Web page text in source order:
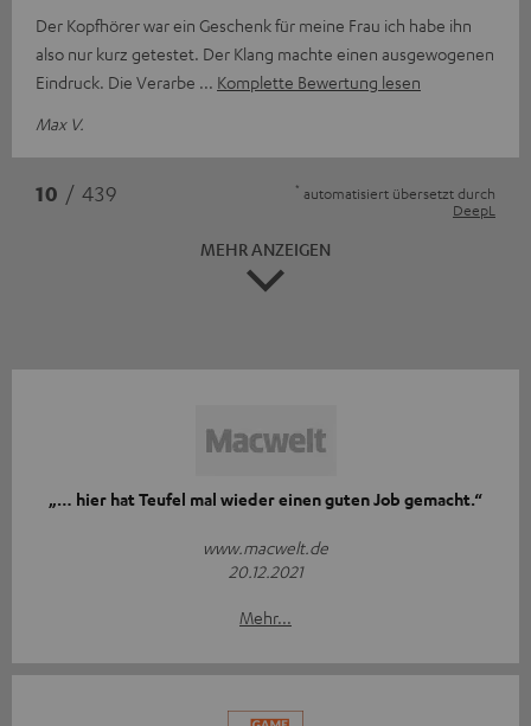
Der Kopfhörer war ein Geschenk für meine Frau ich habe ihn
also nur kurz getestet. Der Klang machte einen ausgewogenen
Eindruck. Die Verarbe
Komplette Bewertung lesen
Max V.
10 / 439 * automatisiert übersetzt durch
DeepL
MEHR ANZEIGEN
„… hier hat Teufel mal wieder einen guten Job gemacht.“
www.macwelt.de
20.12.2021
Mehr...